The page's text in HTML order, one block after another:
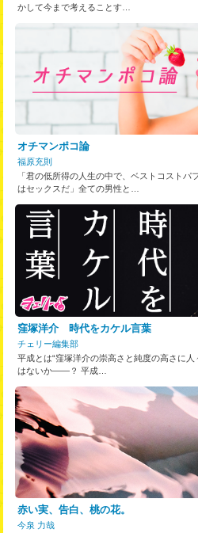
かして今まで考えることす…
オチマンポコ論
福原充則
「君の低所得の人生の中で、ベストコストパ
はセックスだ」全ての男性と…
窪塚洋介 時代をカケル言葉
チェリー編集部
平成とは“窪塚洋介の崇高さと純度の高さに
はないか――？ 平成…
赤い実、告白、桃の花。
今泉 力哉